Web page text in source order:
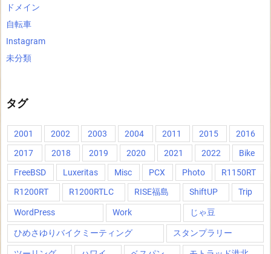
ドメイン
自転車
Instagram
未分類
タグ
2001 2002 2003 2004 2011 2015
2016
2017
2018 2019 2020 2021 2022
Bike
FreeBSD
Luxeritas Misc PCX Photo
R1150RT
R1200RT
R1200RTLC RISE福島 ShiftUP Trip
WordPress Work じゃ豆
ひめさゆりバイクミーティング スタンプラリー